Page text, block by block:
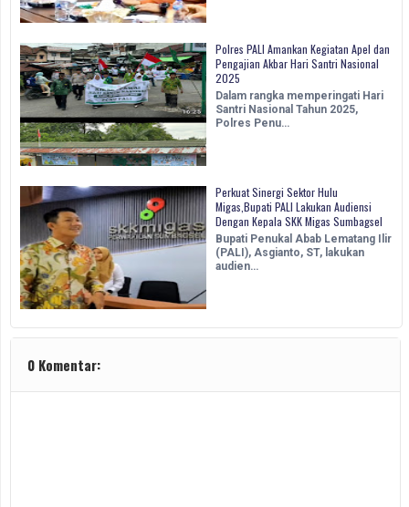
Polres PALI Amankan Kegiatan Apel dan
Pengajian Akbar Hari Santri Nasional
2025
Dalam rangka memperingati Hari
Santri Nasional Tahun 2025,
Polres Penu…
Perkuat Sinergi Sektor Hulu
Migas,Bupati PALI Lakukan Audiensi
Dengan Kepala SKK Migas Sumbagsel
Bupati Penukal Abab Lematang Ilir
(PALI), Asgianto, ST, lakukan
audien…
0 Komentar: